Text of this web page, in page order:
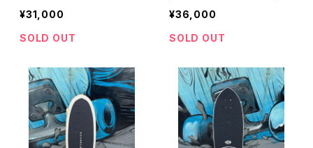
¥31,000
SOLD OUT
ete 31.75in × 9.75in
¥36,000
SOLD OUT